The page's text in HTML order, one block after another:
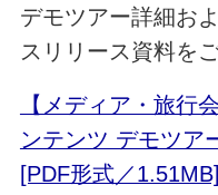
デモツアー詳細お
スリリース資料を
【メディア・旅行
ンテンツ デモツア
[PDF形式／1.51MB]